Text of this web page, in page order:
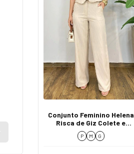
Conjunto Feminino Helena
Risca de Giz Colete e
Calça Bege
P M G